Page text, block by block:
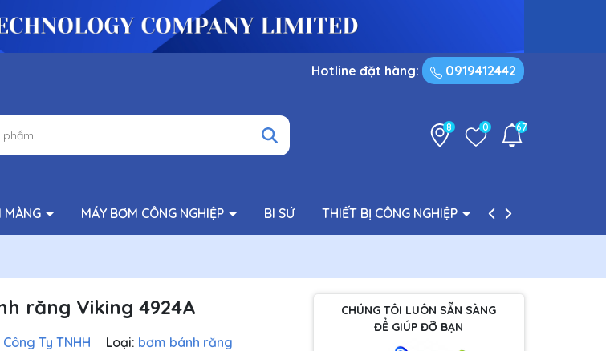
Hotline đặt hàng: 0919412442
8 0 67
MÀNG MÁY BƠM CÔNG NGHIỆP BI SỨ THIẾT BỊ CÔNG NGHIỆP PHỤ TÙNG BƠM
răng Viking 4924A
Công Ty TNHH
Loại: bơm bánh răng
CHÚNG TÔI LUÔN SẴN SÀNG
ĐỂ GIÚP ĐỠ BẠN